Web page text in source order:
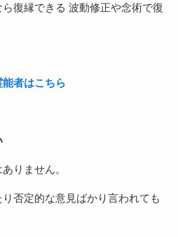
復縁できる 波動修正や念術で復
者はこちら
りません。
否定的な意見ばかり言われても